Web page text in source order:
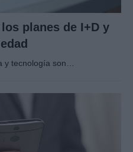
planes de I+D y
y tecnología son…